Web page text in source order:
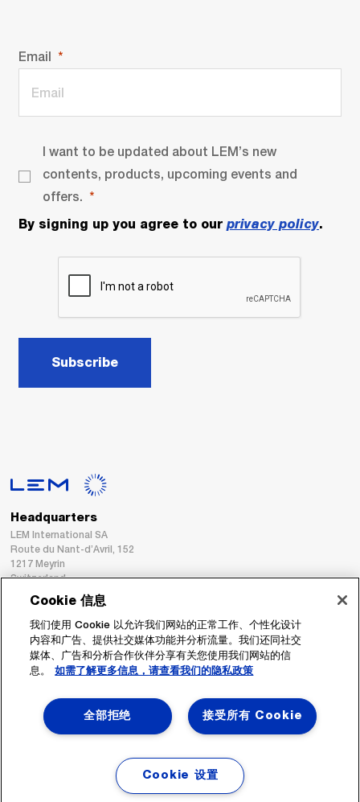
Email
I want to be updated about LEM’s new
contents, products, upcoming events and
offers.
By signing up you agree to our privacy policy.
Subscribe
Headquarters
LEM International SA
Route du Nant-d’Avril, 152
1217 Meyrin
Switzerland
Fax : +41 22 794 94 78
Cookie 信息
我们使用 Cookie 以允许我们网站的正常工作、个性化设计
内容和广告、提供社交媒体功能并分析流量。我们还同社交
媒体、广告和分析合作伙伴分享有关您使用我们网站的信
息。
如需了解更多信息，请查看我们的隐私政策
接受所有 Cookie
全部拒绝
Cookie 设置